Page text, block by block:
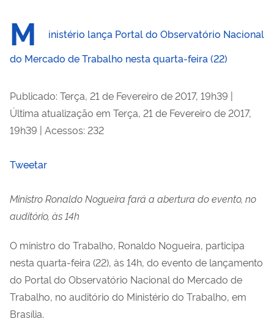
M
inistério lança Portal do Observatório Nacional
do Mercado de Trabalho nesta quarta-feira (22)
Publicado: Terça, 21 de Fevereiro de 2017, 19h39 |
Última atualização em Terça, 21 de Fevereiro de 2017,
19h39 | Acessos: 232
Tweetar
Ministro Ronaldo Nogueira fará a abertura do evento, no
auditório, às 14h
O ministro do Trabalho, Ronaldo Nogueira, participa
nesta quarta-feira (22), às 14h, do evento de lançamento
do Portal do Observatório Nacional do Mercado de
Trabalho, no auditório do Ministério do Trabalho, em
Brasília.